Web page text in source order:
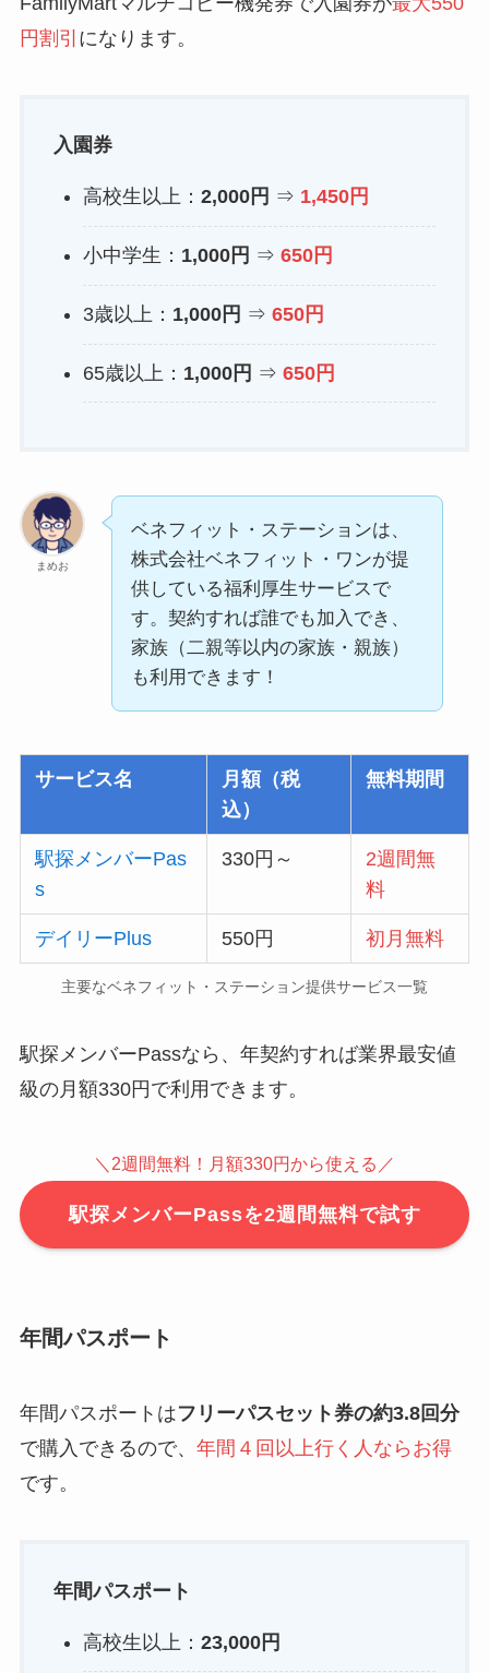
円割引 になります。
入園券
高校生以上： 2,000円 ⇒ 1,450円
小中学生： 1,000円 ⇒ 650円
3歳以上： 1,000円 ⇒ 650円
65歳以上： 1,000円 ⇒ 650円
まめお
ベネフィット・ステーションは、
株式会社ベネフィット・ワンが提
供している福利厚生サービスで
す。契約すれば誰でも加入でき、
家族（二親等以内の家族・親族）
も利用できます！
サービス名
月額（税
込）
無料期間
駅探メンバーPas
s
330円～
2週間無
料
デイリーPlus 550円 初月無料
主要なベネフィット・ステーション提供サービス一覧
駅探メンバーPassなら、年契約すれば業界最安値
級の月額330円で利用できます。
＼2週間無料！月額330円から使える／
駅探メンバーPassを2週間無料で試す
年間パスポート
年間パスポートはフリーパスセット券の約3.8回分
で購入できるので、 年間４回以上行く人ならお得
です。
年間パスポート
高校生以上： 23,000円